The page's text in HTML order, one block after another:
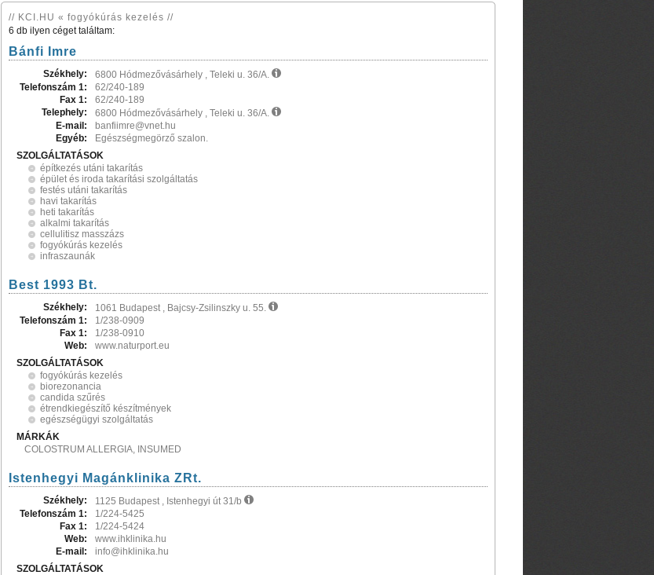
// KCI.HU « fogyókúrás kezelés //
6 db ilyen céget találtam:
Bánfi Imre
Székhely:
6800 Hódmezővásárhely , Teleki u. 36/A.
Telefonszám 1:
62/240-189
Fax 1:
62/240-189
Telephely:
6800 Hódmezővásárhely , Teleki u. 36/A.
E-mail:
banfiimre@vnet.hu
Egyéb:
Egészségmegörző szalon.
SZOLGÁLTATÁSOK
építkezés utáni takarítás
épület és iroda takarítási szolgáltatás
festés utáni takarítás
havi takarítás
heti takarítás
alkalmi takarítás
cellulitisz masszázs
fogyókúrás kezelés
infraszaunák
Best 1993 Bt.
Székhely:
1061 Budapest , Bajcsy-Zsilinszky u. 55.
Telefonszám 1:
1/238-0909
Fax 1:
1/238-0910
Web:
www.naturport.eu
SZOLGÁLTATÁSOK
fogyókúrás kezelés
biorezonancia
candida szűrés
étrendkiegészítő készítmények
egészségügyi szolgáltatás
MÁRKÁK
COLOSTRUM ALLERGIA, INSUMED
Istenhegyi Magánklinika ZRt.
Székhely:
1125 Budapest , Istenhegyi út 31/b
Telefonszám 1:
1/224-5425
Fax 1:
1/224-5424
Web:
www.ihklinika.hu
E-mail:
info@ihklinika.hu
SZOLGÁLTATÁSOK